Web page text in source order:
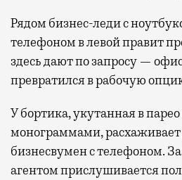
Рядом бизнес-леди с
телефоном в левой правит
здесь дают по запросу —
превратился в рабочую
У бортика, укутанная в
монограммами, расхаживает
бизнесвумен с телефоном. За
агентом прислушивается